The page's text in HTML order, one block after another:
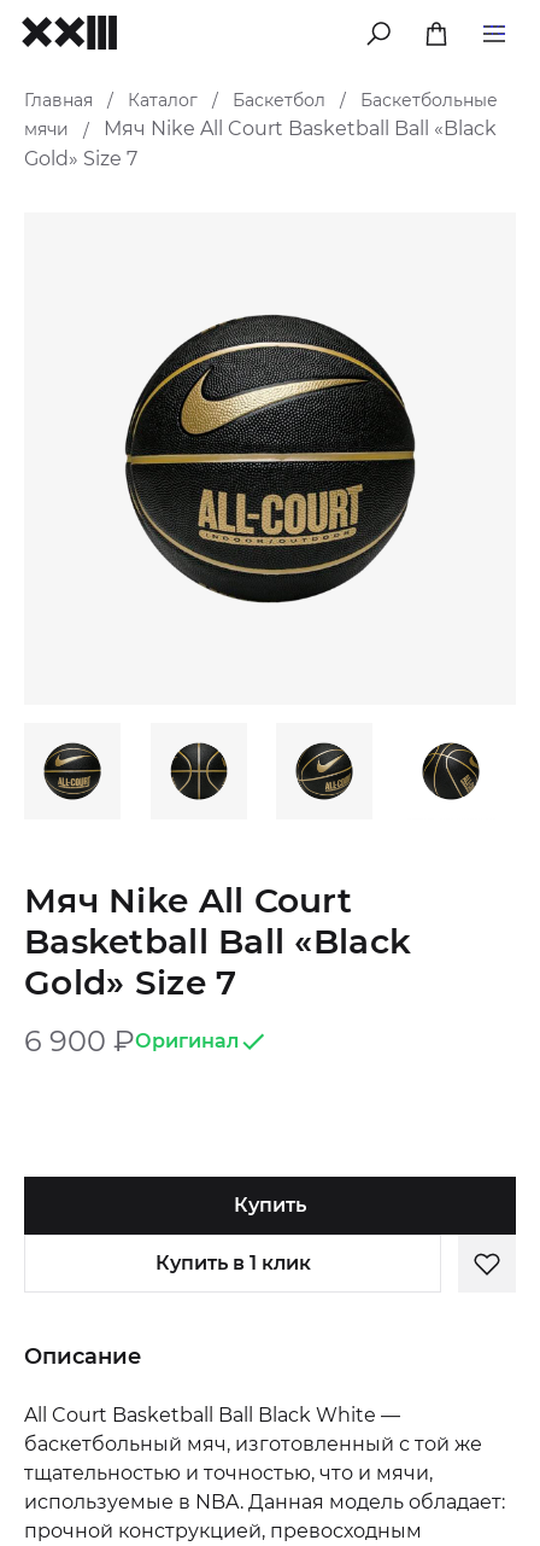
меню
Главная / Каталог / Баскетбол /
Баскетбольные
мячи
/
Мяч Nike All Court Basketball Ball «Black
Gold» Size 7
Мяч Nike All Court
Basketball Ball «Black
Gold» Size 7
6 900 ₽Оригинал
Купить
Купить в 1 клик
Описание
All Court Basketball Ball Black White —
баскетбольный мяч, изготовленный с той же
тщательностью и точностью, что и мячи,
используемые в NBA. Данная модель обладает:
прочной конструкцией, превосходным